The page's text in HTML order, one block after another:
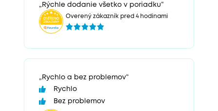
„Rýchle dodanie všetko v poriadku“
Overený zákazník pred 4 hodinami
„Rychlo a bez problemov“
Rychlo
Bez problemov